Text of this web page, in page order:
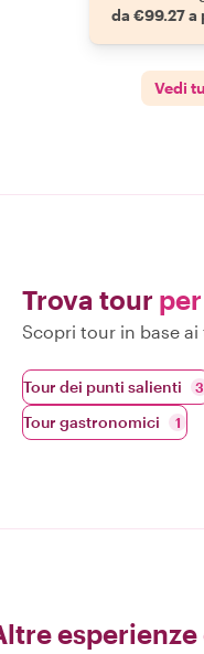
da €99.27 a
Vedi
Trova tour
Scopri tour in base
Tour dei punti salienti 3
Tour gastronomici 1
esperienze